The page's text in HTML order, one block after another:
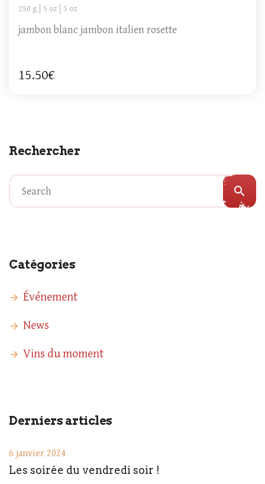
250 g 5 oz 5 oz
jambon blanc jambon italien rosette
15.50€
Rechercher
search
Catégories
Événement
News
Vins du moment
Derniers articles
6 janvier 2024
Les soirée du vendredi soir !